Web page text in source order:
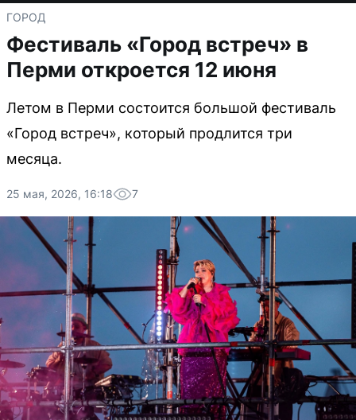
ГОРОД
Фестиваль «Город встреч» в
Перми откроется 12 июня
Летом в Перми состоится большой фестиваль
«Город встреч», который продлится три
месяца.
25 мая, 2026, 16:18 7